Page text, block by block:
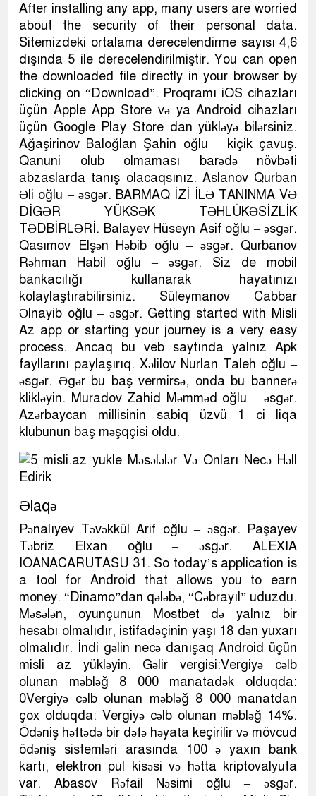
After installing any app, many users are worried
about the security of their personal data.
Sitemizdeki ortalama derecelendirme sayısı 4,6
dışında 5 ile derecelendirilmiştir. You can open
the downloaded file directly in your browser by
clicking on “Download”. Proqramı iOS cihazları
üçün Apple App Store və ya Android cihazları
üçün Google Play Store dan yükləyə bilərsiniz.
Ağaşirinov Baloğlan Şahin oğlu – kiçik çavuş.
Qanuni olub olmaması barədə növbəti
abzaslarda tanış olacaqsınız. Aslanov Qurban
Əli oğlu – əsgər. BARMAQ İZİ İLƏ TANINMA VƏ
DİGƏR YÜKSƏK TƏHLÜKƏSİZLİK
TƏDBİRLƏRİ. Balayev Hüseyn Asif oğlu – əsgər.
Qasımov Elşən Həbib oğlu – əsgər. Qurbanov
Rəhman Habil oğlu – əsgər. Siz de mobil
bankacılığı kullanarak hayatınızı
kolaylaştırabilirsiniz. Süleymanov Cabbar
Əlnayib oğlu – əsgər. Getting started with Misli
Az app or starting your journey is a very easy
process. Ancaq bu veb saytında yalnız Apk
fayllarını paylaşırıq. Xəlilov Nurlan Taleh oğlu –
əsgər. Əgər bu baş vermirsə, onda bu bannerə
klikləyin. Muradov Zahid Məmməd oğlu – əsgər.
Azərbaycan millisinin sabiq üzvü 1 ci liqa
klubunun baş məşqçisi oldu.
Əlaqə
Pənalıyev Təvəkkül Arif oğlu – əsgər. Paşayev
Təbriz Elxan oğlu – əsgər. ALEXIA
IOANACARUTASU 31. So today’s application is
a tool for Android that allows you to earn
money. “Dinamo”dan qələbə, “Cəbrayıl” uduzdu.
Məsələn, oyunçunun Mostbet də yalnız bir
hesabı olmalıdır, istifadəçinin yaşı 18 dən yuxarı
olmalıdır. İndi gəlin necə danışaq Android üçün
misli az yükləyin. Gəlir vergisi:Vergiyə cəlb
olunan məbləğ 8 000 manatadək olduqda:
0Vergiyə cəlb olunan məbləğ 8 000 manatdan
çox olduqda: Vergiyə cəlb olunan məbləğ 14%.
Ödəniş həftədə bir dəfə həyata keçirilir və mövcud
ödəniş sistemləri arasında 100 ə yaxın bank
kartı, elektron pul kisəsi və hətta kriptovalyuta
var. Abasov Rəfail Nəsimi oğlu – əsgər.